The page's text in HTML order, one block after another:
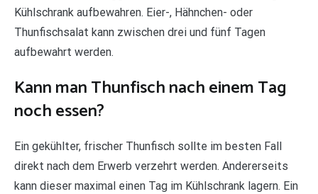
Kühlschrank aufbewahren. Eier-, Hähnchen- oder
Thunfischsalat kann zwischen drei und fünf Tagen
aufbewahrt werden.
Kann man Thunfisch nach einem Tag
noch essen?
Ein gekühlter, frischer Thunfisch sollte im besten Fall
direkt nach dem Erwerb verzehrt werden. Andererseits
kann dieser maximal einen Tag im Kühlschrank lagern. Ein